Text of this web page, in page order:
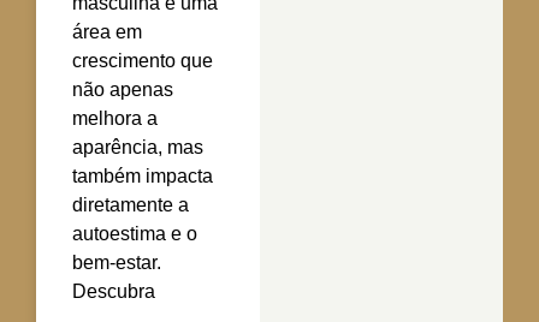
área em
crescimento que
não apenas
melhora a
aparência, mas
também impacta
diretamente a
autoestima e o
bem-estar.
Descubra